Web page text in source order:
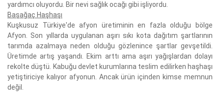
yardımcı oluyordu. Bir nevi sağlık ocağı gibi işliyordu.
Başağaç Haşhaşı
Kuşkusuz Türkiye'de afyon üretiminin en fazla olduğu bölge
Afyon. Son yıllarda uygulanan aşırı sıkı kota dağıtım şartlarının
tarımda azalmaya neden olduğu gözlenince şartlar gevşetildi.
Üretimde artış yaşandı. Ekim arttı ama aşırı yağışlardan dolayı
rekolte düştü. Kabuğu devlet kurumlarına teslim edilirken haşhaşı
yetiştiriciye kalıyor afyonun. Ancak ürün içinden kimse memnun
değil.